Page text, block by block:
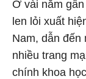
Ở vài năm
len lỏi xuất
Nam, dẫn đến
nhiều trang
chính khoa